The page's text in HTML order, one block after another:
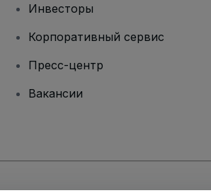
Инвесторы
Корпоративный сервис
Пресс-центр
Вакансии